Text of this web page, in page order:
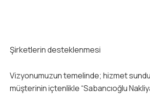
Şirketlerin desteklenmesi
Vizyonumuzun temelinde; hizmet
müşterinin içtenlikle “Sabancıoğlu